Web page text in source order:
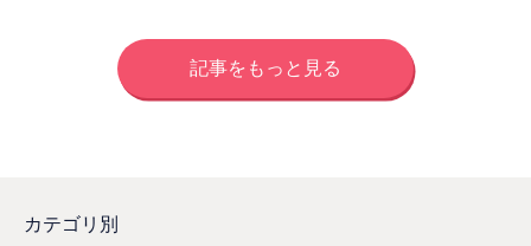
記事をもっと見る
カテゴリ別